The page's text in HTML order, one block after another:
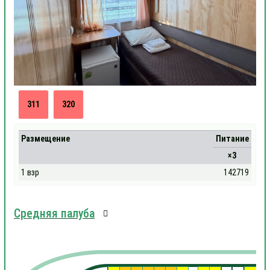
311 320
Размещение
Питание
×3
1 взр
142719
Средняя палуба